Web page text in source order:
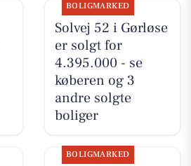
BOLIGMARKED
Solvej 52 i Gørløse
er solgt for
4.395.000 - se
køberen og 3
andre solgte
boliger
BOLIGMARKED